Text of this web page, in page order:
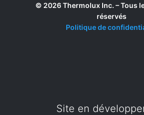
© 2026 Thermolux Inc. – Tous
réservés
Politique de
Site en